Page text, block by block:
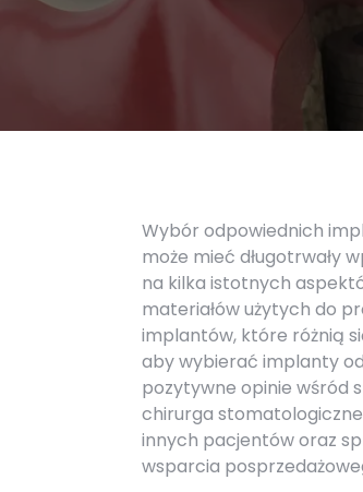
Wybór odpowiednich
może mieć długotrwały
na kilka istotnych
materiałów użytych do
implantów, które różnią
aby wybierać implanty
pozytywne opinie wśród
chirurga
innych pacjentów oraz
wsparcia